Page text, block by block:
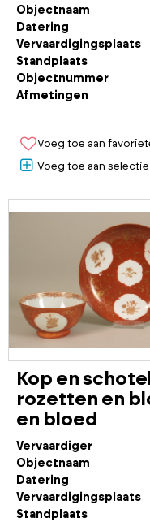
Objectnaam
Datering
Vervaardigingsplaats
Standplaats
Objectnummer
Afmetingen
Voeg toe aan
Voeg toe aan selectie
Kop en
rozetten en
en bloed
Vervaardiger
Objectnaam
Datering
Vervaardigingsplaats
Standplaats